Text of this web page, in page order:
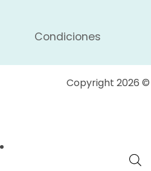
Condiciones
Copyright 2026 ©